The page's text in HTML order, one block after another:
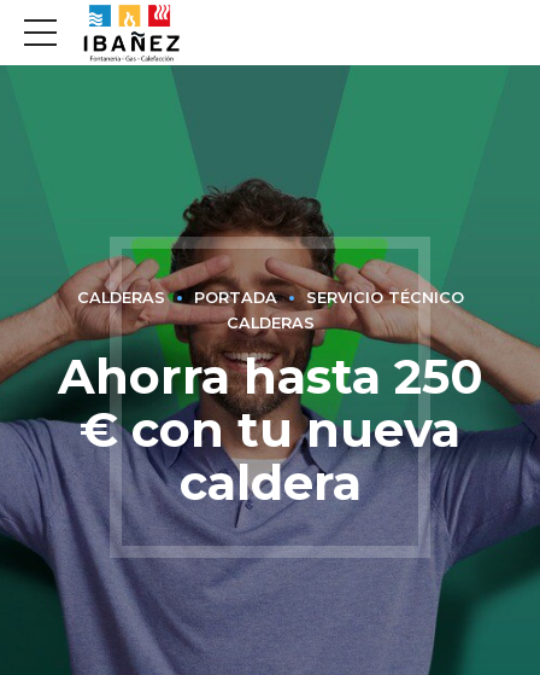
CALDERAS PORTADA
SERVICIO TÉCNICO
CALDERAS
Ahorra hasta 250
€ con tu nueva
caldera